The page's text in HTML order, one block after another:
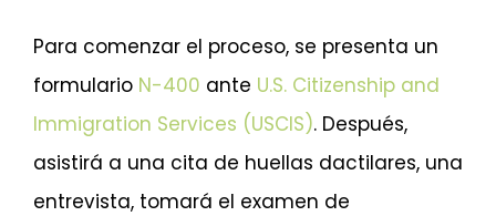
Para comenzar el proceso, se presenta un
formulario N-400 ante U.S. Citizenship and
Immigration Services (USCIS). Después,
asistirá a una cita de huellas dactilares, una
entrevista, tomará el examen de